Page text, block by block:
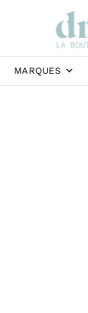
MARQUES